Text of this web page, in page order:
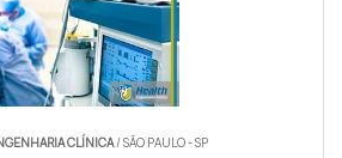
CLÍNICA/ SÃO PAULO - SP